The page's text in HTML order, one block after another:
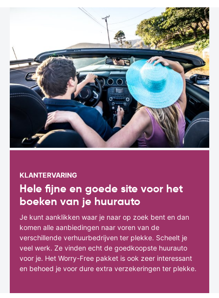
KLANTERVARING
Hele fijne en goede site voor het
boeken van je huurauto
Je kunt aanklikken waar je naar op zoek bent en dan
komen alle aanbiedingen naar voren van de
verschillende verhuurbedrijven ter plekke. Scheelt je
veel werk. Ze vinden echt de goedkoopste huurauto
voor je. Het Worry-Free pakket is ook zeer interessant
en behoed je voor dure extra verzekeringen ter plekke.